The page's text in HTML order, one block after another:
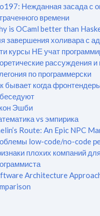
Нежданная засада с
времени
is OCaml better than
завершения холивара с
курсы НЕ учат
рассуждения и
по программерски
бывает когда
Эшби
vs эмпирика
Route: An Epic NPC
low-code/no-code
плохих компаний для
Architecture